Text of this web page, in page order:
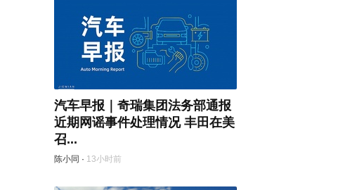
汽车早报｜奇瑞集团法务部通报
近期网谣事件处理情况 丰田在美
召...
陈小同 · 13小时前